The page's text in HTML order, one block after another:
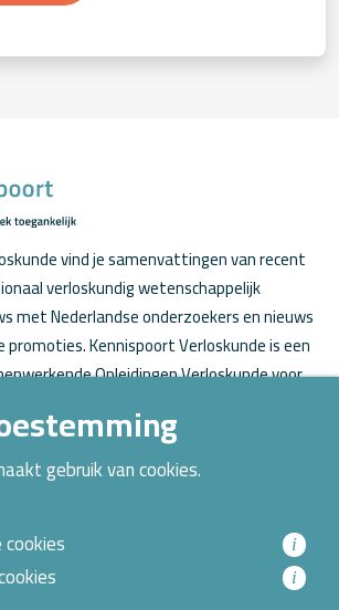
vind je samenvattingen van recent
verloskundig wetenschappelijk
met Nederlandse onderzoekers en nieuws
promoties. Kennispoort Verloskunde is een
Opleidingen Verloskunde voor
gebruik van cookies.
i
i